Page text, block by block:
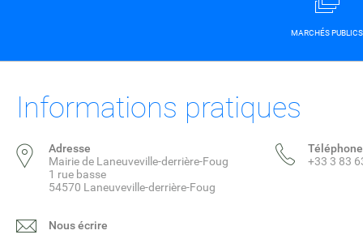
MARCHÉS PUBLICS
Informations pratiques
Adresse
Mairie de Laneuveville-derrière-Foug
1 rue basse
54570 Laneuveville-derrière-Foug
Nous écrire
Téléphone
+33 3 83